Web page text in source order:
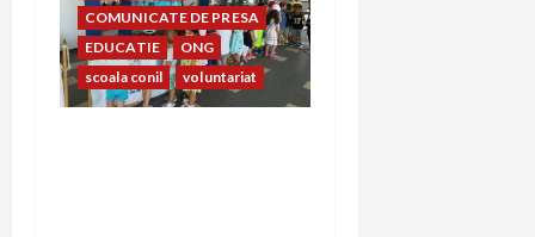
COMUNICATE DE PRESA
EDUCATIE
ONG
scoala conil
voluntariat